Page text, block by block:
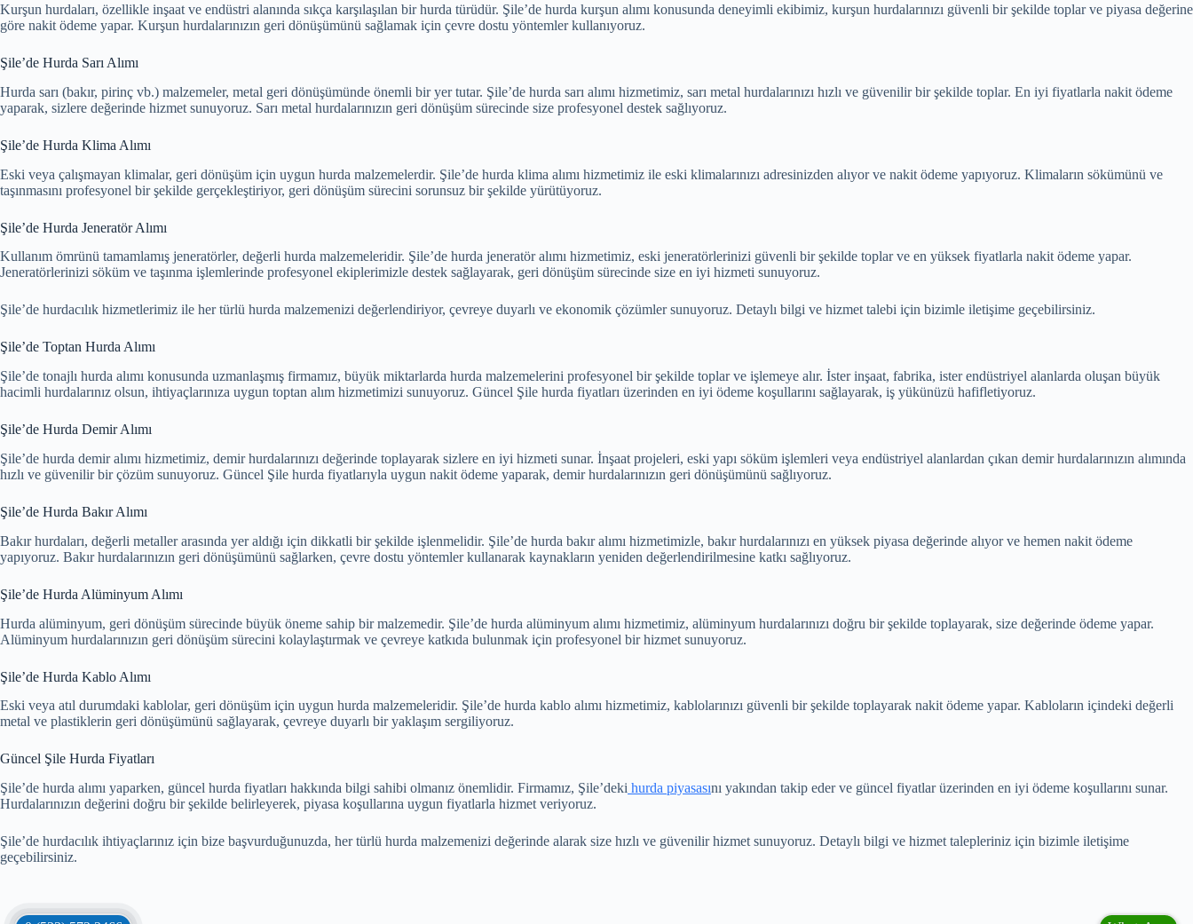
Kurşun hurdaları, özellikle inşaat ve endüstri alanında sıkça karşılaşılan bir hurda türüdür. Şile’de hurda kurşun alımı konusunda deneyimli ekibimiz, kurşun hurdalarınızı güvenli bir şekilde toplar ve piyasa değerine
göre nakit ödeme yapar. Kurşun hurdalarınızın geri dönüşümünü sağlamak için çevre dostu yöntemler kullanıyoruz.
Şile’de Hurda Sarı Alımı
Hurda sarı (bakır, pirinç vb.) malzemeler, metal geri dönüşümünde önemli bir yer tutar. Şile’de hurda sarı alımı hizmetimiz, sarı metal hurdalarınızı hızlı ve güvenilir bir şekilde toplar. En iyi fiyatlarla nakit ödeme
yaparak, sizlere değerinde hizmet sunuyoruz. Sarı metal hurdalarınızın geri dönüşüm sürecinde size profesyonel destek sağlıyoruz.
Şile’de Hurda Klima Alımı
Eski veya çalışmayan klimalar, geri dönüşüm için uygun hurda malzemelerdir. Şile’de hurda klima alımı hizmetimiz ile eski klimalarınızı adresinizden alıyor ve nakit ödeme yapıyoruz. Klimaların sökümünü ve
taşınmasını profesyonel bir şekilde gerçekleştiriyor, geri dönüşüm sürecini sorunsuz bir şekilde yürütüyoruz.
Şile’de Hurda Jeneratör Alımı
Kullanım ömrünü tamamlamış jeneratörler, değerli hurda malzemeleridir. Şile’de hurda jeneratör alımı hizmetimiz, eski jeneratörlerinizi güvenli bir şekilde toplar ve en yüksek fiyatlarla nakit ödeme yapar.
Jeneratörlerinizi söküm ve taşınma işlemlerinde profesyonel ekiplerimizle destek sağlayarak, geri dönüşüm sürecinde size en iyi hizmeti sunuyoruz.
Şile’de hurdacılık hizmetlerimiz ile her türlü hurda malzemenizi değerlendiriyor, çevreye duyarlı ve ekonomik çözümler sunuyoruz. Detaylı bilgi ve hizmet talebi için bizimle iletişime geçebilirsiniz.
Şile’de Toptan Hurda Alımı
Şile’de tonajlı hurda alımı konusunda uzmanlaşmış firmamız, büyük miktarlarda hurda malzemelerini profesyonel bir şekilde toplar ve işlemeye alır. İster inşaat, fabrika, ister endüstriyel alanlarda oluşan büyük
hacimli hurdalarınız olsun, ihtiyaçlarınıza uygun toptan alım hizmetimizi sunuyoruz. Güncel Şile hurda fiyatları üzerinden en iyi ödeme koşullarını sağlayarak, iş yükünüzü hafifletiyoruz.
Şile’de Hurda Demir Alımı
Şile’de hurda demir alımı hizmetimiz, demir hurdalarınızı değerinde toplayarak sizlere en iyi hizmeti sunar. İnşaat projeleri, eski yapı söküm işlemleri veya endüstriyel alanlardan çıkan demir hurdalarınızın alımında
hızlı ve güvenilir bir çözüm sunuyoruz. Güncel Şile hurda fiyatlarıyla uygun nakit ödeme yaparak, demir hurdalarınızın geri dönüşümünü sağlıyoruz.
Şile’de Hurda Bakır Alımı
Bakır hurdaları, değerli metaller arasında yer aldığı için dikkatli bir şekilde işlenmelidir. Şile’de hurda bakır alımı hizmetimizle, bakır hurdalarınızı en yüksek piyasa değerinde alıyor ve hemen nakit ödeme
yapıyoruz. Bakır hurdalarınızın geri dönüşümünü sağlarken, çevre dostu yöntemler kullanarak kaynakların yeniden değerlendirilmesine katkı sağlıyoruz.
Şile’de Hurda Alüminyum Alımı
Hurda alüminyum, geri dönüşüm sürecinde büyük öneme sahip bir malzemedir. Şile’de hurda alüminyum alımı hizmetimiz, alüminyum hurdalarınızı doğru bir şekilde toplayarak, size değerinde ödeme yapar.
Alüminyum hurdalarınızın geri dönüşüm sürecini kolaylaştırmak ve çevreye katkıda bulunmak için profesyonel bir hizmet sunuyoruz.
Şile’de Hurda Kablo Alımı
Eski veya atıl durumdaki kablolar, geri dönüşüm için uygun hurda malzemeleridir. Şile’de hurda kablo alımı hizmetimiz, kablolarınızı güvenli bir şekilde toplayarak nakit ödeme yapar. Kabloların içindeki değerli
metal ve plastiklerin geri dönüşümünü sağlayarak, çevreye duyarlı bir yaklaşım sergiliyoruz.
Güncel Şile Hurda Fiyatları
Şile’de hurda alımı yaparken, güncel hurda fiyatları hakkında bilgi sahibi olmanız önemlidir. Firmamız, Şile’deki hurda piyasasını yakından takip eder ve güncel fiyatlar üzerinden en iyi ödeme koşullarını sunar.
Hurdalarınızın değerini doğru bir şekilde belirleyerek, piyasa koşullarına uygun fiyatlarla hizmet veriyoruz.
Şile’de hurdacılık ihtiyaçlarınız için bize başvurduğunuzda, her türlü hurda malzemenizi değerinde alarak size hızlı ve güvenilir hizmet sunuyoruz. Detaylı bilgi ve hizmet talepleriniz için bizimle iletişime
geçebilirsiniz.